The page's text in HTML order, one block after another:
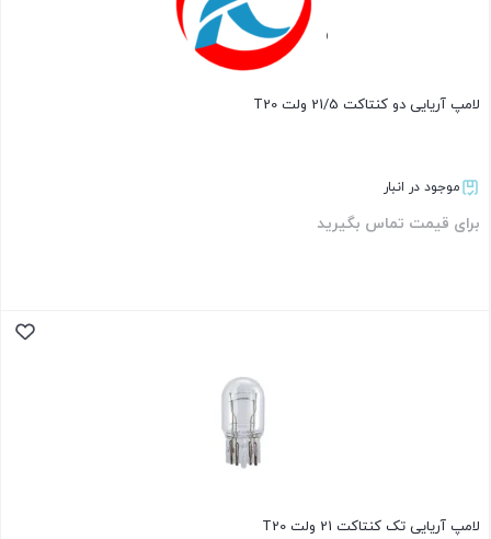
لامپ آریایی دو کنتاکت 21/5 ولت T20
موجود در انبار
برای قیمت تماس بگیرید
لامپ آریایی تک کنتاکت 21 ولت T20